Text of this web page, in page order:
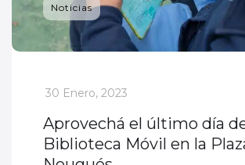
Noticias
_
30 Enero, 2023
Aprovechá el último día
Biblioteca Móvil en la